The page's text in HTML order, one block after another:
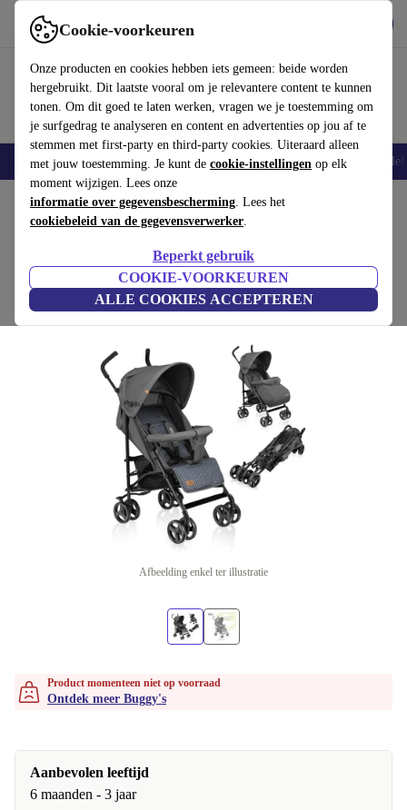
Cookie-voorkeuren
Onze producten en cookies hebben iets gemeen: beide worden
hergebruikt. Dit laatste vooral om je relevantere content te kunnen
tonen. Om dit goed te laten werken, vragen we je toestemming om
je surfgedrag te analyseren en content en advertenties op jou af te
stemmen met first-party en third-party cookies. Uiteraard alleen
met jouw toestemming. Je kunt de cookie-instellingen op elk
moment wijzigen. Lees onze
informatie over gegevensbescherming. Lees het
cookiebeleid van de gegevensverwerker.
Beperkt gebruik
COOKIE-VOORKEUREN
ALLE COOKIES ACCEPTEREN
Gebruik refurbed snel en eenvoudig
Smartphones Laptops Tablets Smartwatches Accessoires
Home Baby & kinderen Kinderwagens & Buggy's Buggy's
Lionelo Elia buggy
grijs
(Beoordelingen worden verzameld)
Afbeelding enkel ter illustratie
Product momenteen niet op voorraad
Ontdek meer Buggy's
Aanbevolen leeftijd
6 maanden - 3 jaar